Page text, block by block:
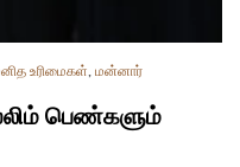
உரிமைகள், மன்னார்
பெண்களும்